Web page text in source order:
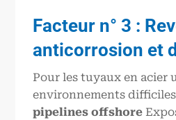
Facteur n° 3 :
anticorrosion et
Pour les tuyaux en acier
environnements
pipelines offshore